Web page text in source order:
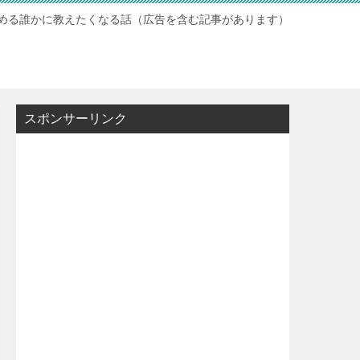
る誰かに教えたくなる話（広告を含む記事があります）
スポンサーリンク